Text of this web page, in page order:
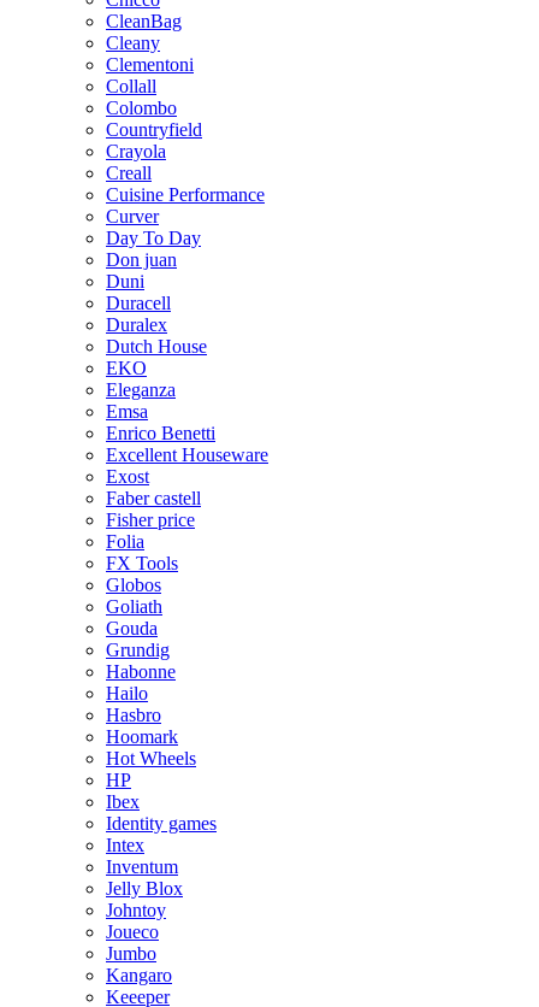
CleanBag
Cleany
Clementoni
Collall
Colombo
Countryfield
Crayola
Creall
Cuisine Performance
Curver
Day To Day
Don juan
Duni
Duracell
Duralex
Dutch House
EKO
Eleganza
Emsa
Enrico Benetti
Excellent Houseware
Exost
Faber castell
Fisher price
Folia
FX Tools
Globos
Goliath
Gouda
Grundig
Habonne
Hailo
Hasbro
Hoomark
Hot Wheels
HP
Ibex
Identity games
Intex
Inventum
Jelly Blox
Johntoy
Joueco
Jumbo
Kangaro
Keeeper